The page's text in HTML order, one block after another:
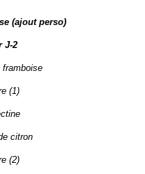
(ajout perso)
J-2
framboise
(1)
citron
(2)